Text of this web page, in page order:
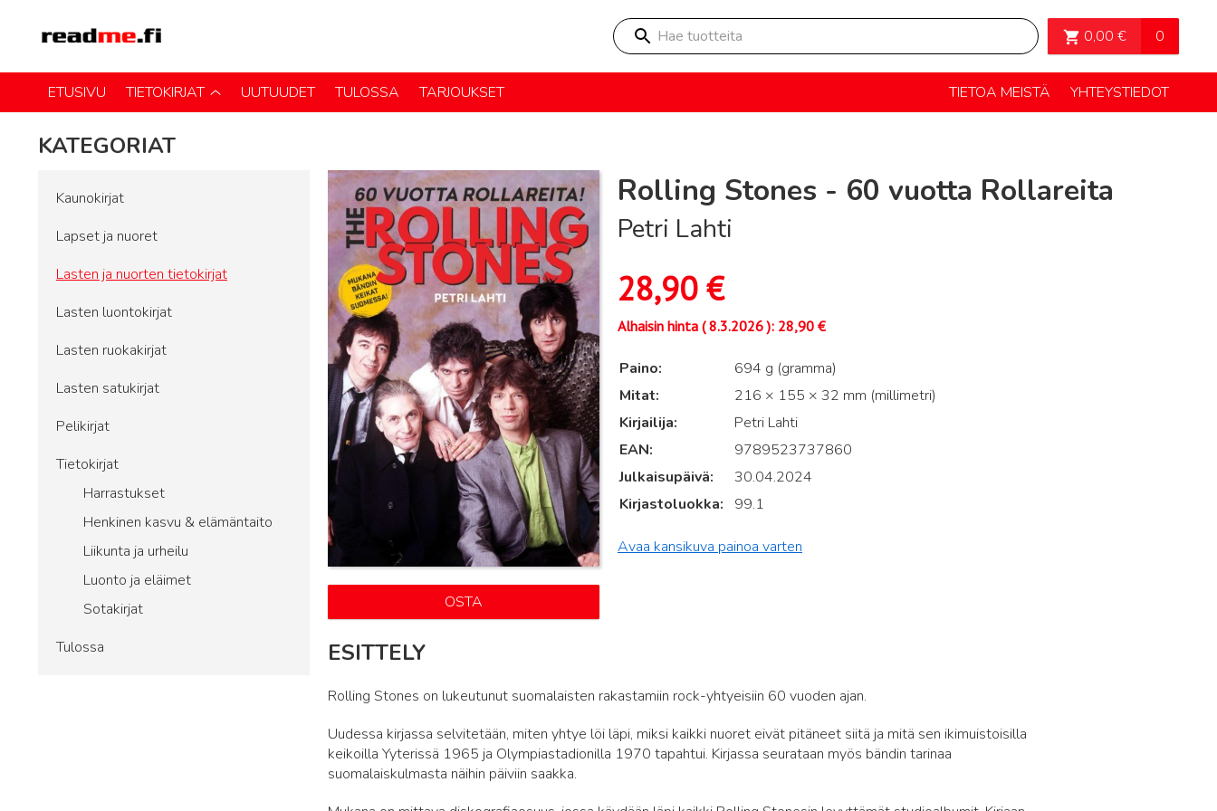
Hae tuotteita 0,00 € 0
OSTOSKORI>
ETUSIVU TIETOKIRJAT UUTUUDET TULOSSA TARJOUKSET TIETOA MEISTÄ YHTEYSTIEDOT
KATEGORIAT
Kaunokirjat
Lapset ja nuoret
Lasten ja nuorten tietokirjat
Lasten luontokirjat
Lasten ruokakirjat
Lasten satukirjat
Pelikirjat
Tietokirjat
Harrastukset
Henkinen kasvu & elämäntaito
Liikunta ja urheilu
Luonto ja eläimet
Sotakirjat
Tulossa
OSTA
Rolling Stones - 60 vuotta Rollareita
Petri Lahti
28,90€
Alhaisin hinta (8.3.2026): 28,90 €
Paino
694 g (gramma)
Mitat
216 × 155 × 32 mm (millimetri)
Kirjailija
Petri Lahti
EAN
9789523737860
Julkaisupäivä
30.04.2024
Kirjastoluokka
99.1
Avaa kansikuva painoa varten
ESITTELY
Rolling Stones on lukeutunut suomalaisten rakastamiin rock-yhtyeisiin 60 vuoden ajan.
Uudessa kirjassa selvitetään, miten yhtye löi läpi, miksi kaikki nuoret eivät pitäneet siitä ja mitä sen ikimuistoisilla
keikoilla Yyterissä 1965 ja Olympiastadionilla 1970 tapahtui. Kirjassa seurataan myös bändin tarinaa
suomalaiskulmasta näihin päiviin saakka.